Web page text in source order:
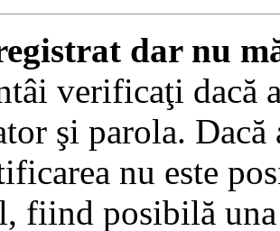
dar nu
verificaţi dacă
şi parola. Dacă
nu este
fiind posibilă